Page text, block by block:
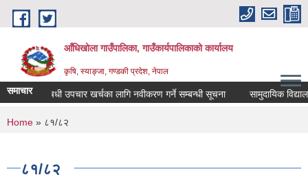
Skip to main content
आँधिखोला गाउँपालिका, गाउँकार्यपालिकाको कार्यालय
कृषि, स्याङ्जा, गण्डकी प्रदेश, नेपाल
समाचारऔषधी उपचार खर्चका लागि नवीकरण गर्ने सम्बन्धी सूचना सामुदायिक
You are here
Home » ८१/८२
८१/८२